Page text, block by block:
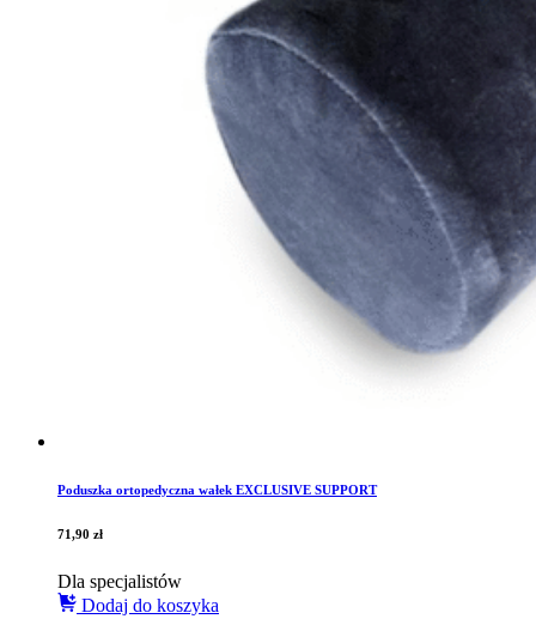
Poduszka ortopedyczna wałek EXCLUSIVE SUPPORT
71,90 zł
Dla specjalistów
Dodaj do koszyka